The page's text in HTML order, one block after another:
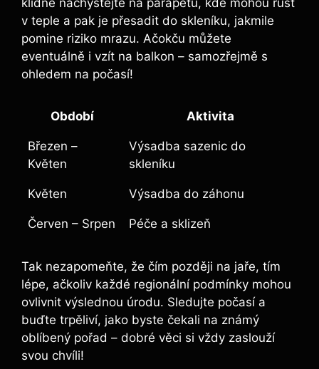
v teple a pak je přesadit do skleníku, jakmile
pomine riziko mrazu. Ačokču můžete
eventuálně i vzít na balkon – samozřejmě s
ohledem na počasí!
Období Aktivita
Březen –
Květen
Výsadba sazenic do
skleníku
Květen Výsadba do záhonu
Červen – Srpen Péče a sklizeň
Tak nezapomeňte, že čím později na jaře, tím
lépe, ačkoliv každé regionální podmínky mohou
ovlivnit výslednou úrodu. Sledujte počasí a
buďte trpěliví, jako byste čekali na známý
oblíbený pořad – dobré věci si vždy zaslouží
svou chvíli!